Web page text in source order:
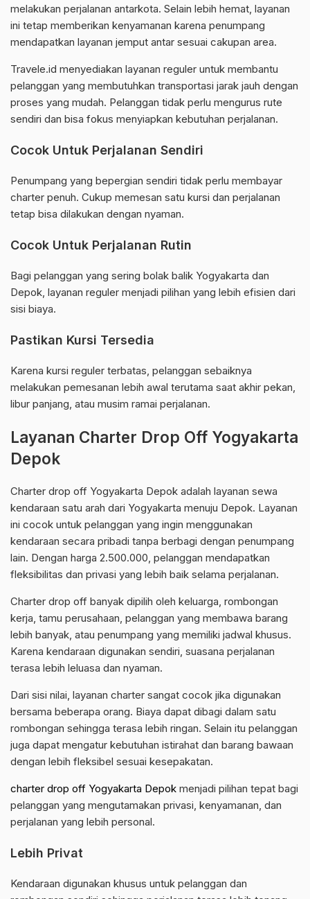
melakukan perjalanan antarkota. Selain lebih hemat, layanan
ini tetap memberikan kenyamanan karena penumpang
mendapatkan layanan jemput antar sesuai cakupan area.
Travele.id menyediakan layanan reguler untuk membantu
pelanggan yang membutuhkan transportasi jarak jauh dengan
proses yang mudah. Pelanggan tidak perlu mengurus rute
sendiri dan bisa fokus menyiapkan kebutuhan perjalanan.
Cocok Untuk Perjalanan Sendiri
Penumpang yang bepergian sendiri tidak perlu membayar
charter penuh. Cukup memesan satu kursi dan perjalanan
tetap bisa dilakukan dengan nyaman.
Cocok Untuk Perjalanan Rutin
Bagi pelanggan yang sering bolak balik Yogyakarta dan
Depok, layanan reguler menjadi pilihan yang lebih efisien dari
sisi biaya.
Pastikan Kursi Tersedia
Karena kursi reguler terbatas, pelanggan sebaiknya
melakukan pemesanan lebih awal terutama saat akhir pekan,
libur panjang, atau musim ramai perjalanan.
Layanan Charter Drop Off Yogyakarta
Depok
Charter drop off Yogyakarta Depok adalah layanan sewa
kendaraan satu arah dari Yogyakarta menuju Depok. Layanan
ini cocok untuk pelanggan yang ingin menggunakan
kendaraan secara pribadi tanpa berbagi dengan penumpang
lain. Dengan harga 2.500.000, pelanggan mendapatkan
fleksibilitas dan privasi yang lebih baik selama perjalanan.
Charter drop off banyak dipilih oleh keluarga, rombongan
kerja, tamu perusahaan, pelanggan yang membawa barang
lebih banyak, atau penumpang yang memiliki jadwal khusus.
Karena kendaraan digunakan sendiri, suasana perjalanan
terasa lebih leluasa dan nyaman.
Dari sisi nilai, layanan charter sangat cocok jika digunakan
bersama beberapa orang. Biaya dapat dibagi dalam satu
rombongan sehingga terasa lebih ringan. Selain itu pelanggan
juga dapat mengatur kebutuhan istirahat dan barang bawaan
dengan lebih fleksibel sesuai kesepakatan.
charter drop off Yogyakarta Depok menjadi pilihan tepat bagi
pelanggan yang mengutamakan privasi, kenyamanan, dan
perjalanan yang lebih personal.
Lebih Privat
Kendaraan digunakan khusus untuk pelanggan dan